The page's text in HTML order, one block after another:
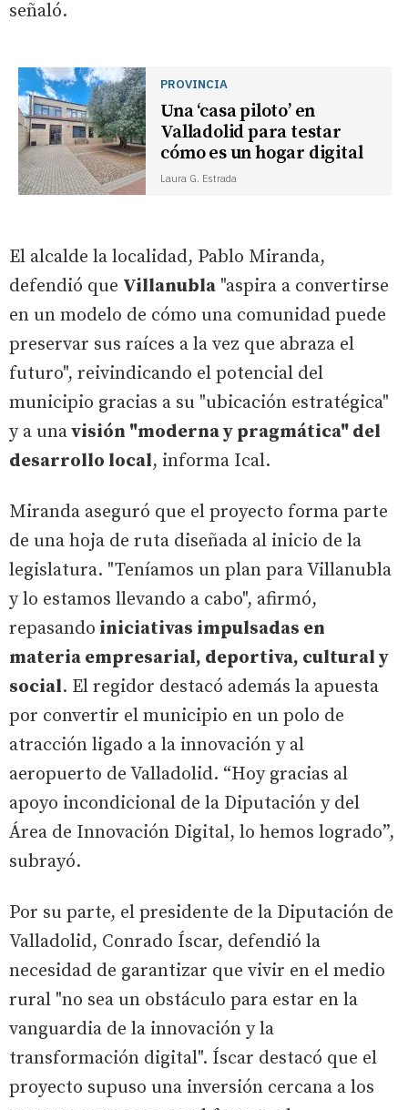
señaló.
PROVINCIA
Una ‘casa piloto’ en
Valladolid para testar
cómo es un hogar digital
Laura G. Estrada
El alcalde la localidad, Pablo Miranda,
defendió que Villanubla "aspira a convertirse
en un modelo de cómo una comunidad puede
preservar sus raíces a la vez que abraza el
futuro", reivindicando el potencial del
municipio gracias a su "ubicación estratégica"
y a unavisión "moderna y pragmática" del
desarrollo local, informa Ical.
Miranda aseguró que el proyecto forma parte
de una hoja de ruta diseñada al inicio de la
legislatura. "Teníamos un plan para Villanubla
y lo estamos llevando a cabo", afirmó,
repasando iniciativas impulsadas en
materia empresarial, deportiva, cultural y
social. El regidor destacó además la apuesta
por convertir el municipio en un polo de
atracción ligado a la innovación y al
aeropuerto de Valladolid. “Hoy gracias al
apoyo incondicional de la Diputación y del
Área de Innovación Digital, lo hemos logrado”,
subrayó.
Por su parte, el presidente de la Diputación de
Valladolid, Conrado Íscar, defendió la
necesidad de garantizar que vivir en el medio
rural "no sea un obstáculo para estar en la
vanguardia de la innovación y la
transformación digital". Íscar destacó que el
proyecto supuso una inversión cercana a los